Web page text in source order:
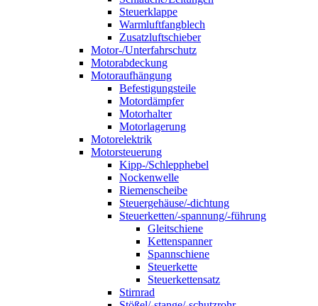
Steuerklappe
Warmluftfangblech
Zusatzluftschieber
Motor-/Unterfahrschutz
Motorabdeckung
Motoraufhängung
Befestigungsteile
Motordämpfer
Motorhalter
Motorlagerung
Motorelektrik
Motorsteuerung
Kipp-/Schlepphebel
Nockenwelle
Riemenscheibe
Steuergehäuse/-dichtung
Steuerketten/-spannung/-führung
Gleitschiene
Kettenspanner
Spannschiene
Steuerkette
Steuerkettensatz
Stirnrad